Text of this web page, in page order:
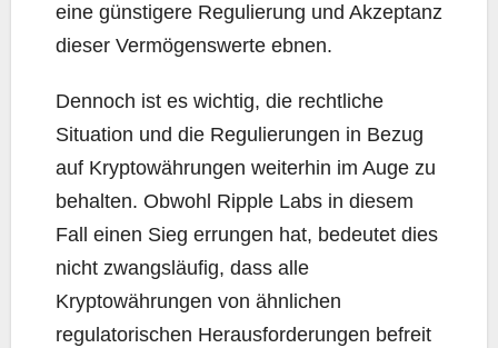
eine günstigere Regulierung und Akzeptanz
dieser Vermögenswerte ebnen.
Dennoch ist es wichtig, die rechtliche
Situation und die Regulierungen in Bezug
auf Kryptowährungen weiterhin im Auge zu
behalten. Obwohl Ripple Labs in diesem
Fall einen Sieg errungen hat, bedeutet dies
nicht zwangsläufig, dass alle
Kryptowährungen von ähnlichen
regulatorischen Herausforderungen befreit